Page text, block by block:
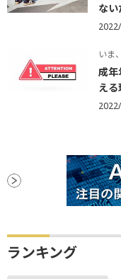
ない
いま
成年
える
ランキング